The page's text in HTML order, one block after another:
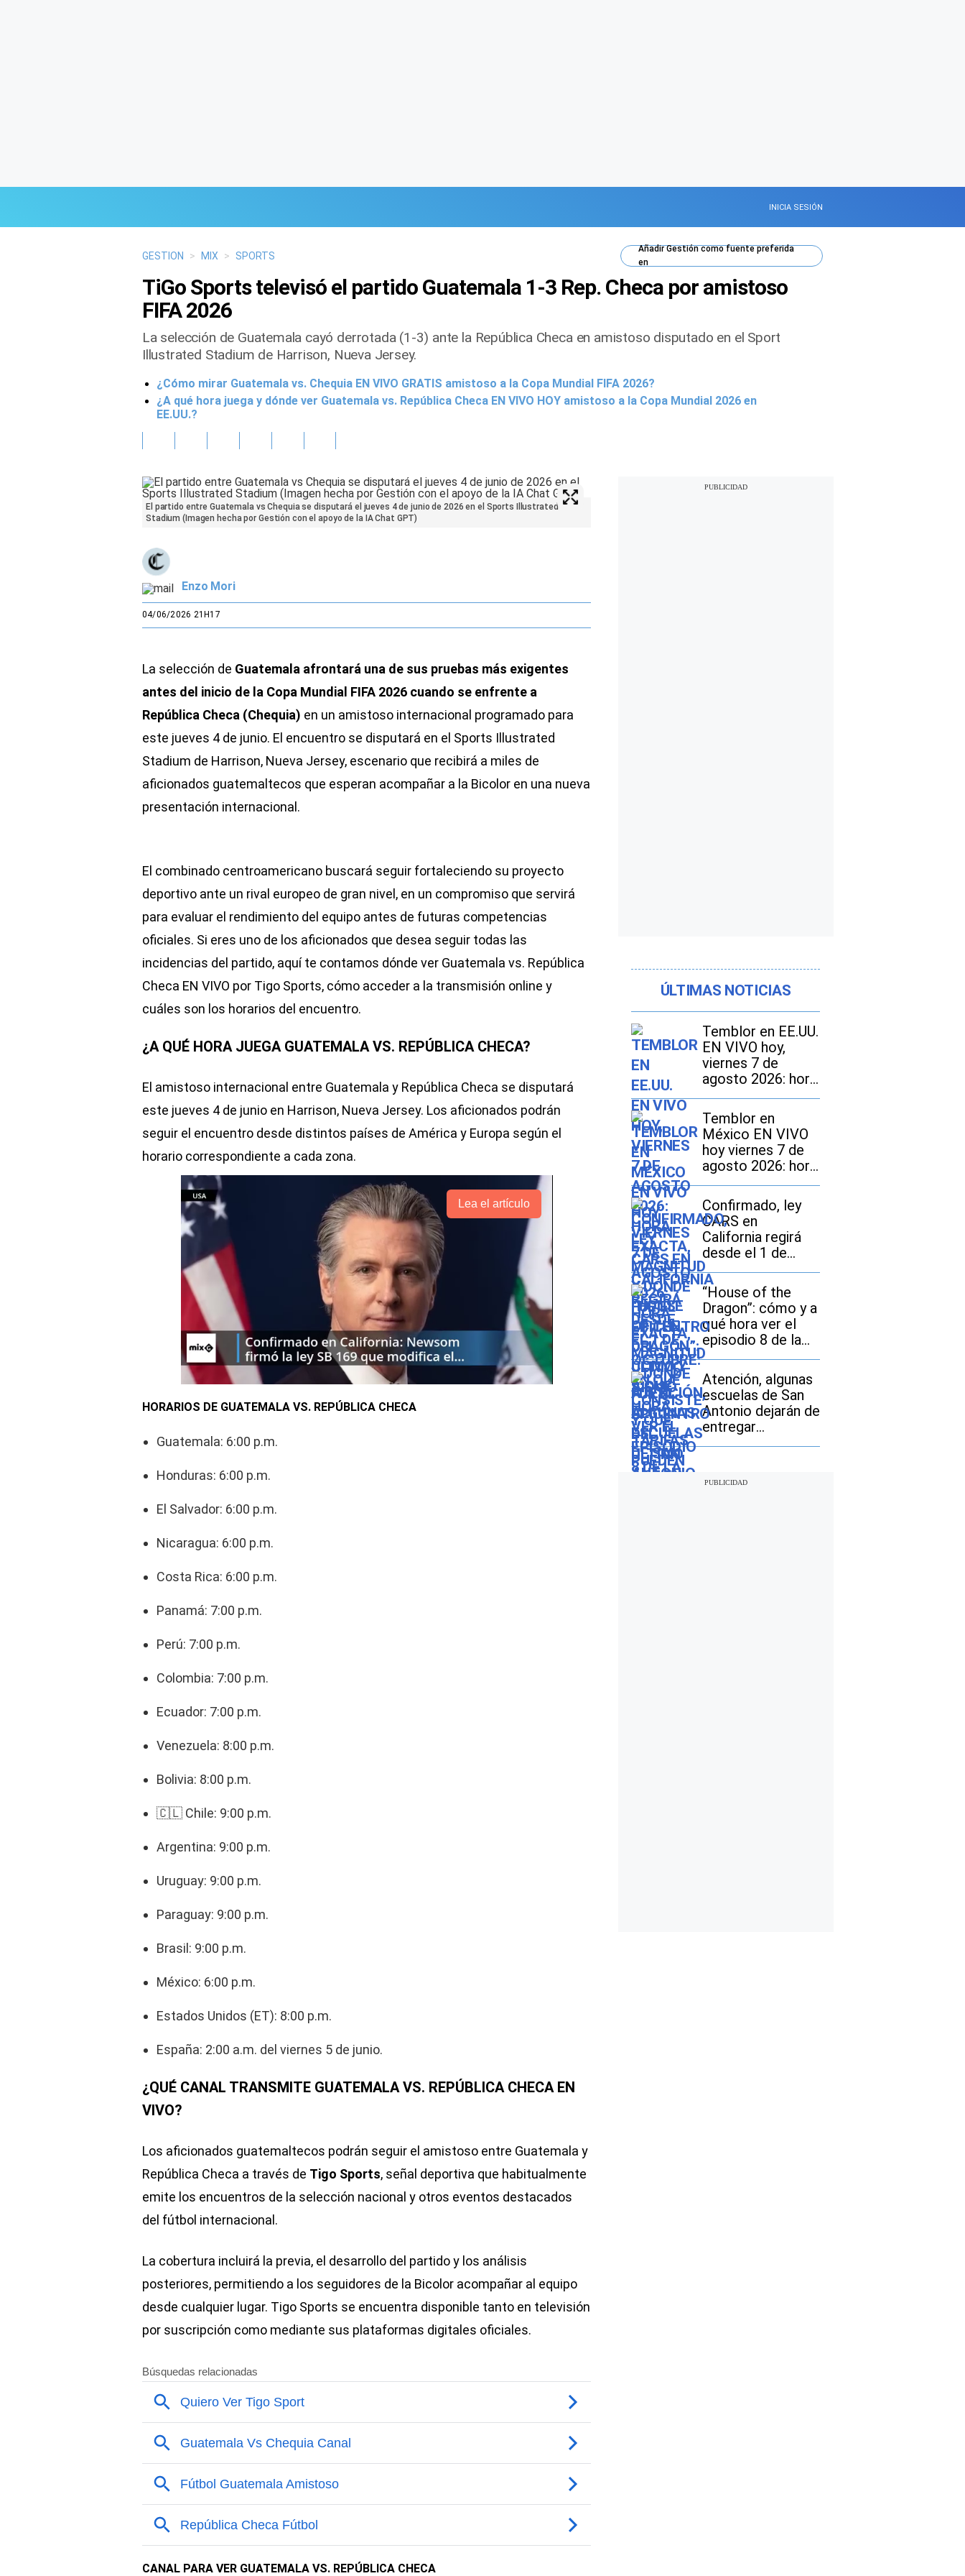
INICIA SESIÓN
GESTION > MIX > SPORTS
AñadirGestióncomo fuente preferida
en
TiGo Sports televisó el partido Guatemala 1-3 Rep. Checa por amistoso
FIFA 2026
La selección de Guatemala cayó derrotada (1-3) ante la República Checa en amistoso disputado en el Sport
Illustrated Stadium de Harrison, Nueva Jersey.
¿Cómo mirar Guatemala vs. Chequia EN VIVO GRATIS amistoso a la Copa Mundial FIFA 2026?
¿A qué hora juega y dónde ver Guatemala vs. República Checa EN VIVO HOY amistoso a la Copa Mundial 2026 en
EE.UU.?
El partido entre Guatemala vs Chequia se disputará el jueves 4 de junio de 2026 en el Sports Illustrated
Stadium (Imagen hecha por Gestión con el apoyo de la IA Chat GPT)
Enzo Mori
04/06/2026 21H17
La selección de Guatemala afrontará una de sus pruebas más exigentes
antes del inicio de la Copa Mundial FIFA 2026 cuando se enfrente a
República Checa (Chequia) en un amistoso internacional programado para
este jueves 4 de junio. El encuentro se disputará en el Sports Illustrated
Stadium de Harrison, Nueva Jersey, escenario que recibirá a miles de
aficionados guatemaltecos que esperan acompañar a la Bicolor en una nueva
presentación internacional.
El combinado centroamericano buscará seguir fortaleciendo su proyecto
deportivo ante un rival europeo de gran nivel, en un compromiso que servirá
para evaluar el rendimiento del equipo antes de futuras competencias
oficiales. Si eres uno de los aficionados que desea seguir todas las
incidencias del partido, aquí te contamos dónde ver Guatemala vs. República
Checa EN VIVO por Tigo Sports, cómo acceder a la transmisión online y
cuáles son los horarios del encuentro.
¿A QUÉ HORA JUEGA GUATEMALA VS. REPÚBLICA CHECA?
El amistoso internacional entre Guatemala y República Checa se disputará
este jueves 4 de junio en Harrison, Nueva Jersey. Los aficionados podrán
seguir el encuentro desde distintos países de América y Europa según el
horario correspondiente a cada zona.
Lea el artículo
HORARIOS DE GUATEMALA VS. REPÚBLICA CHECA
Guatemala: 6:00 p.m.
Honduras: 6:00 p.m.
El Salvador: 6:00 p.m.
Nicaragua: 6:00 p.m.
Costa Rica: 6:00 p.m.
Panamá: 7:00 p.m.
Perú: 7:00 p.m.
Colombia: 7:00 p.m.
Ecuador: 7:00 p.m.
Venezuela: 8:00 p.m.
Bolivia: 8:00 p.m.
🇨🇱 Chile: 9:00 p.m.
Argentina: 9:00 p.m.
Uruguay: 9:00 p.m.
Paraguay: 9:00 p.m.
Brasil: 9:00 p.m.
México: 6:00 p.m.
Estados Unidos (ET): 8:00 p.m.
España: 2:00 a.m. del viernes 5 de junio.
¿QUÉ CANAL TRANSMITE GUATEMALA VS. REPÚBLICA CHECA EN
VIVO?
Los aficionados guatemaltecos podrán seguir el amistoso entre Guatemala y
República Checa a través de Tigo Sports, señal deportiva que habitualmente
emite los encuentros de la selección nacional y otros eventos destacados
del fútbol internacional.
La cobertura incluirá la previa, el desarrollo del partido y los análisis
posteriores, permitiendo a los seguidores de la Bicolor acompañar al equipo
desde cualquier lugar. Tigo Sports se encuentra disponible tanto en televisión
por suscripción como mediante sus plataformas digitales oficiales.
CANAL PARA VER GUATEMALA VS. REPÚBLICA CHECA
ÚLTIMAS NOTICIAS
Temblor en EE.UU.
EN VIVO hoy,
viernes 7 de
agosto 2026: hora
exacta, magnitud y
dónde fue el
epicentro del
último sismo
Temblor en
México EN VIVO
hoy viernes 7 de
agosto 2026: hora
exacta, magnitud y
dónde fue el
epicentro del
último
Confirmado, ley
CARS en
California regirá
desde el 1 de
octubre: en qué
consiste y qué
tarifas pueden
pagar los
compradores de
vehículos usados
“House of the
Dragon”: cómo y a
qué hora ver el
episodio 8 de la
temporada 3
Atención, algunas
escuelas de San
Antonio dejarán de
entregar
desayunos y
seguirá con este